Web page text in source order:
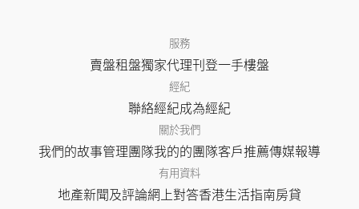
服務
賣盤租盤獨家代理刊登一手樓盤
經紀
聯絡經紀成為經紀
關於我們
我們的故事管理團隊我的的團隊客戶推薦傳媒報導
有用資料
地產新聞及評論網上對答香港生活指南房貸